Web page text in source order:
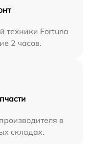
техники Fortuna
2 часов.
в
складах.